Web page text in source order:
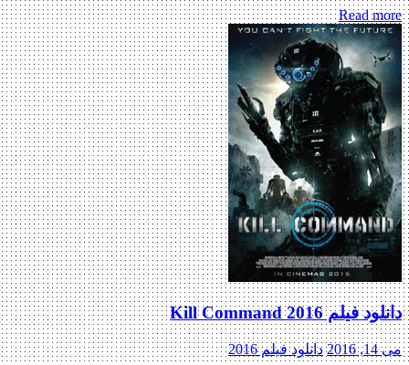
Read more
دانلود فیلم Kill Command 2016
می 14, 2016 دانلود فیلم 2016